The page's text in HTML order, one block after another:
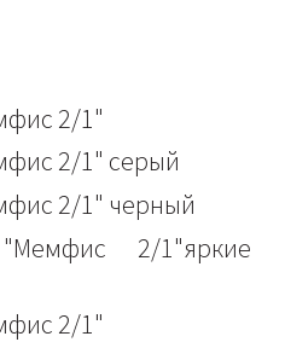
2/1"
2/1" серый
2/1" черный
2/1"яркие
2/1"